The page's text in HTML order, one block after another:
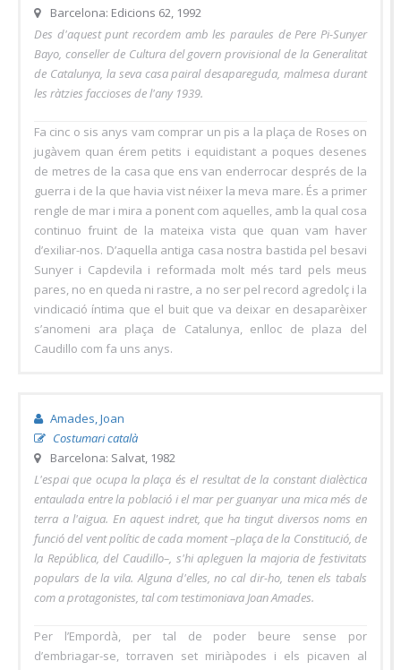
Barcelona: Edicions 62, 1992
Des d'aquest punt recordem amb les paraules de Pere Pi-Sunyer
Bayo, conseller de Cultura del govern provisional de la Generalitat
de Catalunya, la seva casa pairal desapareguda, malmesa durant
les ràtzies faccioses de l'any 1939.
Fa cinc o sis anys vam comprar un pis a la plaça de Roses on
jugàvem quan érem petits i equidistant a poques desenes
de metres de la casa que ens van enderrocar després de la
guerra i de la que havia vist néixer la meva mare. És a primer
rengle de mar i mira a ponent com aquelles, amb la qual cosa
continuo fruint de la mateixa vista que quan vam haver
d’exiliar-nos. D’aquella antiga casa nostra bastida pel besavi
Sunyer i Capdevila i reformada molt més tard pels meus
pares, no en queda ni rastre, a no ser pel record agredolç i la
vindicació íntima que el buit que va deixar en desaparèixer
s’anomeni ara plaça de Catalunya, enlloc de plaza del
Caudillo com fa uns anys.
Amades, Joan
Costumari català
Barcelona: Salvat, 1982
L'espai que ocupa la plaça és el resultat de la constant dialèctica
entaulada entre la població i el mar per guanyar una mica més de
terra a l'aigua. En aquest indret, que ha tingut diversos noms en
funció del vent polític de cada moment –plaça de la Constitució, de
la República, del Caudillo–, s'hi apleguen la majoria de festivitats
populars de la vila. Alguna d'elles, no cal dir-ho, tenen els tabals
com a protagonistes, tal com testimoniava Joan Amades.
Per l’Empordà, per tal de poder beure sense por
d’embriagar-se, torraven set miriàpodes i els picaven al